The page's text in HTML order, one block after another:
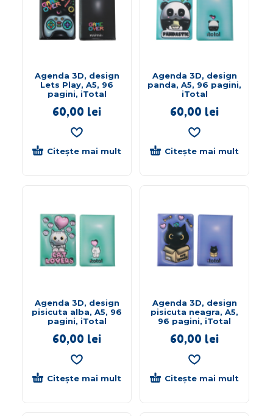
Agenda 3D, design
Lets Play, A5, 96
pagini, iTotal
60,00 lei
Citește mai mult
Agenda 3D, design
panda, A5, 96 pagini,
iTotal
60,00 lei
Citește mai mult
Agenda 3D, design
pisicuta alba, A5, 96
pagini, iTotal
60,00 lei
Citește mai mult
Agenda 3D, design
pisicuta neagra, A5,
96 pagini, iTotal
60,00 lei
Citește mai mult